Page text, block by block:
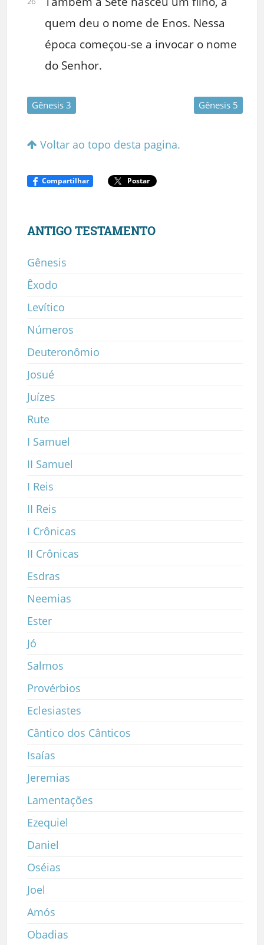
quem deu o nome de Enos. Nessa
época começou-se a invocar o nome
do Senhor.
Gênesis 3 Gênesis 5
Voltar ao topo desta pagina.
Compartilhar Postar
ANTIGO TESTAMENTO
Gênesis
Êxodo
Levítico
Números
Deuteronômio
Josué
Juízes
Rute
I Samuel
II Samuel
I Reis
II Reis
I Crônicas
II Crônicas
Esdras
Neemias
Ester
Jó
Salmos
Provérbios
Eclesiastes
Cântico dos Cânticos
Isaías
Jeremias
Lamentações
Ezequiel
Daniel
Oséias
Joel
Amós
Obadias